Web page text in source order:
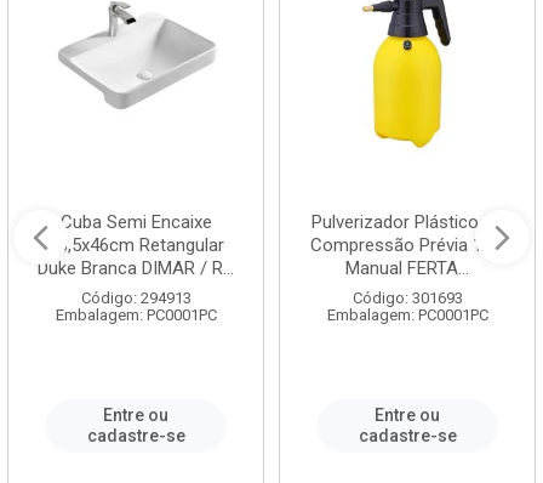
Cuba Semi Encaixe
58,5x46cm Retangular
Duke Branca DIMAR / R...
Código: 294913
Embalagem: PC0001PC
Entre ou
cadastre-se
Pulverizador Plástico de
Compressão Prévia 1,5L
Manual FERTA...
Código: 301693
Embalagem: PC0001PC
Entre ou
cadastre-se